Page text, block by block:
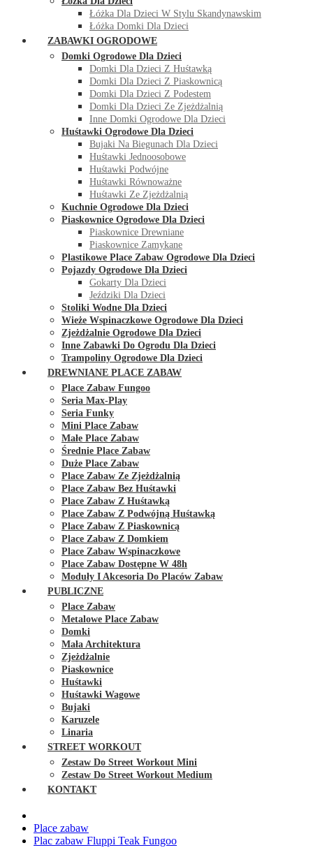
Łóżka Dla Dzieci W Stylu Skandynawskim
Łóżka Domki Dla Dzieci
ZABAWKI OGRODOWE
Domki Ogrodowe Dla Dzieci
Domki Dla Dzieci Z Huśtawką
Domki Dla Dzieci Z Piaskownicą
Domki Dla Dzieci Z Podestem
Domki Dla Dzieci Ze Zjeżdżalnią
Inne Domki Ogrodowe Dla Dzieci
Huśtawki Ogrodowe Dla Dzieci
Bujaki Na Biegunach Dla Dzieci
Huśtawki Jednoosobowe
Huśtawki Podwójne
Huśtawki Równoważne
Huśtawki Ze Zjeżdżalnią
Kuchnie Ogrodowe Dla Dzieci
Piaskownice Ogrodowe Dla Dzieci
Piaskownice Drewniane
Piaskownice Zamykane
Plastikowe Place Zabaw Ogrodowe Dla Dzieci
Pojazdy Ogrodowe Dla Dzieci
Gokarty Dla Dzieci
Jeździki Dla Dzieci
Stoliki Wodne Dla Dzieci
Wieże Wspinaczkowe Ogrodowe Dla Dzieci
Zjeżdżalnie Ogrodowe Dla Dzieci
Inne Zabawki Do Ogrodu Dla Dzieci
Trampoliny Ogrodowe Dla Dzieci
DREWNIANE PLACE ZABAW
Place Zabaw Fungoo
Seria Max-Play
Seria Funky
Mini Place Zabaw
Małe Place Zabaw
Średnie Place Zabaw
Duże Place Zabaw
Place Zabaw Ze Zjeżdżalnią
Place Zabaw Bez Huśtawki
Place Zabaw Z Huśtawką
Place Zabaw Z Podwójną Huśtawką
Place Zabaw Z Piaskownicą
Place Zabaw Z Domkiem
Place Zabaw Wspinaczkowe
Place Zabaw Dostępne W 48h
Moduły I Akcesoria Do Placów Zabaw
PUBLICZNE
Place Zabaw
Metalowe Place Zabaw
Domki
Mała Architektura
Zjeżdżalnie
Piaskownice
Huśtawki
Huśtawki Wagowe
Bujaki
Karuzele
Linaria
STREET WORKOUT
Zestaw Do Street Workout Mini
Zestaw Do Street Workout Medium
KONTAKT
Place zabaw
Plac zabaw Fluppi Teak Fungoo